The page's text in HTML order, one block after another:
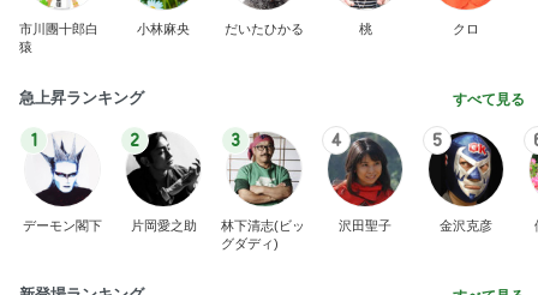
市川團十郎白
猿
小林麻央 だいたひかる 桃 クロ
急上昇ランキング すべて見る
1
デーモン閣下
2
片岡愛之助
3
林下清志(ビッ
グダディ)
4
沢田聖子
5
金沢克彦